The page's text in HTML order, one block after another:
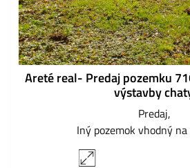
Areté real- Predaj pozemku
výstavby
Predaj
Iný pozemok vhodný